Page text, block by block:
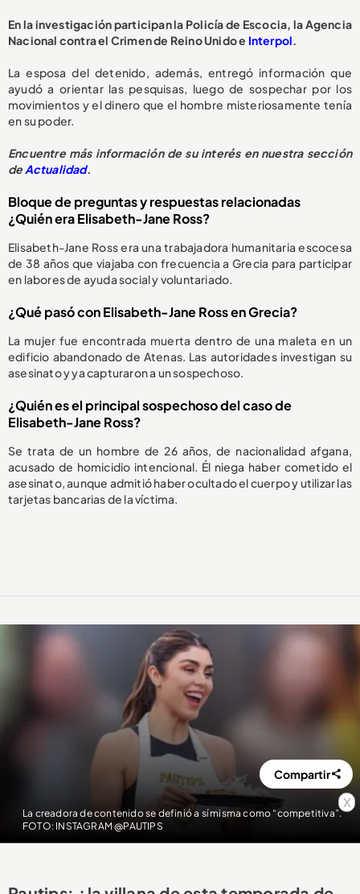
x
En la investigación participan la Policía de Escocia, la Agencia
Nacional contra el Crimen de Reino Unido e Interpol.
La esposa del detenido, además, entregó información que
ayudó a orientar las pesquisas, luego de sospechar por los
movimientos y el dinero que el hombre misteriosamente tenía
en su poder.
Encuentre más información de su interés en nuestra sección
deActualidad.
Bloque de preguntas y respuestas relacionadas
¿Quién era Elisabeth-Jane Ross?
Elisabeth-Jane Ross era una trabajadora humanitaria escocesa
de 38 años que viajaba con frecuencia a Grecia para participar
en labores de ayuda social y voluntariado.
¿Qué pasó con Elisabeth-Jane Ross en Grecia?
La mujer fue encontrada muerta dentro de una maleta en un
edificio abandonado de Atenas. Las autoridades investigan su
asesinato y ya capturaron a un sospechoso.
¿Quién es el principal sospechoso del caso de
Elisabeth-Jane Ross?
Se trata de un hombre de 26 años, de nacionalidad afgana,
acusado de homicidio intencional. Él niega haber cometido el
asesinato, aunque admitió haber ocultado el cuerpo y utilizar las
tarjetas bancarias de la víctima.
La creadora de contenido se definió a sí misma como “competitiva”.
FOTO: INSTAGRAM @PAUTIPS
Compartir